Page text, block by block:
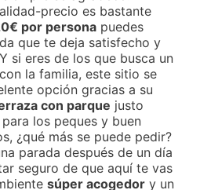
precio es bastante
por persona puedes
que te deja satisfecho y
si eres de los que busca un
la familia, este sitio se
opción gracias a su
con parque justo
los peques y buen
¿qué más se puede pedir?
parada después de un día
seguro de que aquí te vas
súper acogedor y un